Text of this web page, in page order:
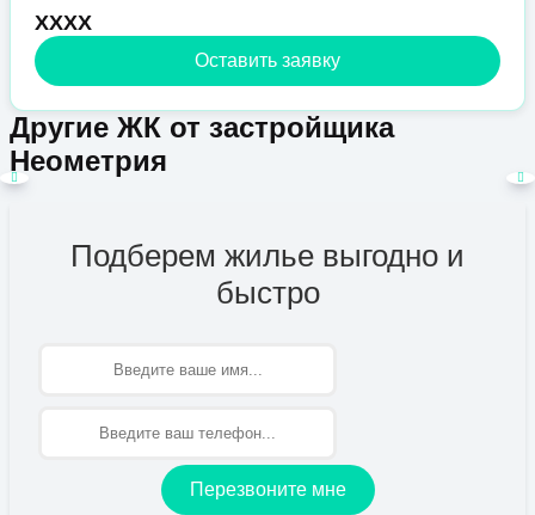
XXXX
Оставить заявку
Другие ЖК от застройщика
Неометрия
Подберем жилье выгодно и
быстро
Перезвоните мне